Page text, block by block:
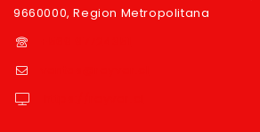
9660000, Region Metropolitana